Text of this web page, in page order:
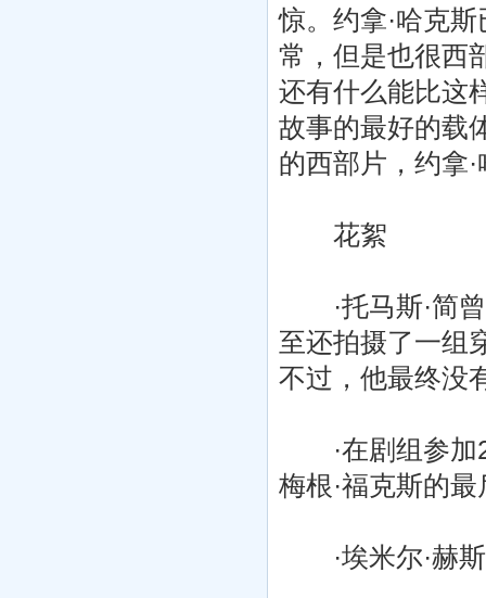
惊。约拿·哈克
常，但是也很西
还有什么能比这
故事的最好的载
的西部片，约拿
花絮
·托马斯·简曾
至还拍摄了一组
不过，他最终没
·在剧组参加
梅根·福克斯的
·埃米尔·赫斯